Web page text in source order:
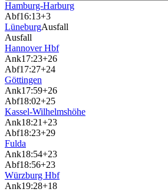
Hamburg-Harburg
Abf16:13+3
LüneburgAusfall
Ausfall
Hannover Hbf
Ank17:23+26
Abf17:27+24
Göttingen
Ank17:59+26
Abf18:02+25
Kassel-Wilhelmshöhe
Ank18:21+23
Abf18:23+29
Fulda
Ank18:54+23
Abf18:56+23
Würzburg Hbf
Ank19:28+18